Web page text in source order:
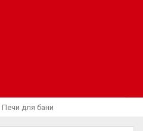
Печи для бани